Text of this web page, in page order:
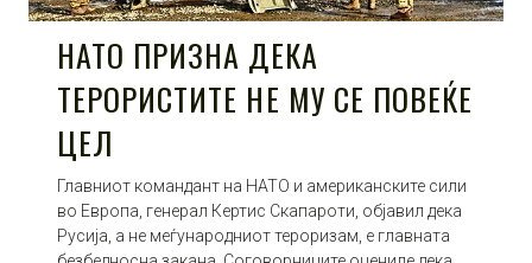
НАТО ПРИЗНА ДЕКА
ТЕРОРИСТИТЕ НЕ МУ СЕ ПОВЕЌЕ
ЦЕЛ
Главниот командант на НАТО и американските сили
во Европа, генерал Кертис Скапароти, објавил дека
Русија, а не меѓународниот тероризам, е главната